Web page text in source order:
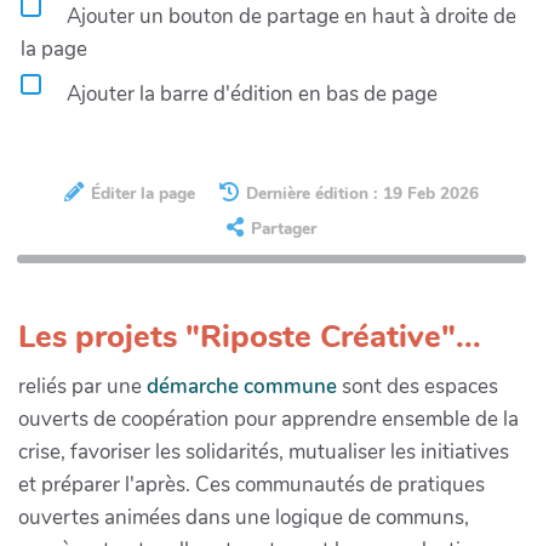
Ajouter un bouton de partage en haut à droite de
la page
Ajouter la barre d'édition en bas de page
Éditer la page
Dernière édition : 19 Feb 2026
Partager